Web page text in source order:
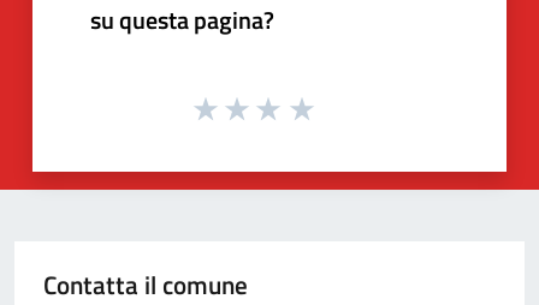
su questa pagina?
Contatta il comune